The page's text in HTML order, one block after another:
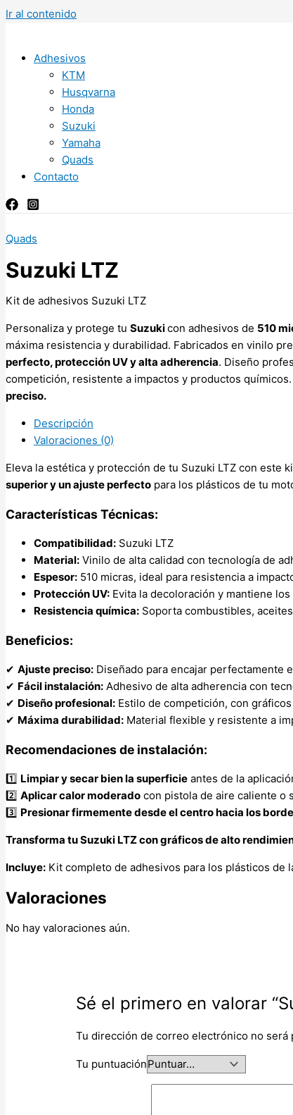
Ir al contenido
Adhesivos
KTM
Husqvarna
Honda
Suzuki
Yamaha
Quads
Contacto
Quads
Suzuki LTZ
Kit de adhesivos Suzuki LTZ
Personaliza y protege tu Suzukicon adhesivos de 510
máxima resistencia y durabilidad. Fabricados en vinilo
perfecto, protección UV y alta adherencia. Diseño
competición, resistente a impactos y productos químicos.
preciso.
Descripción
Valoraciones (0)
Eleva la estética y protección de tu Suzuki LTZ con este
superior y un ajuste perfecto para los plásticos de tu
Características Técnicas:
Compatibilidad: Suzuki LTZ
Material: Vinilo de alta calidad con tecnología de
Espesor: 510 micras, ideal para resistencia a
Protección UV: Evita la decoloración y mantiene
Resistencia química: Soporta combustibles,
Beneficios:
✔ Ajuste preciso: Diseñado para encajar perfectamente
✔ Fácil instalación: Adhesivo de alta adherencia con
✔ Diseño profesional: Estilo de competición, con
✔ Máxima durabilidad: Material flexible y resistente a
Recomendaciones de instalación:
1️⃣ Limpiar y secar bien la superficie antes de la
2️⃣ Aplicar calor moderado con pistola de aire caliente o
3️⃣ Presionar firmemente desde el centro hacia los
Transforma tu Suzuki LTZ con gráficos de alto
Incluye: Kit completo de adhesivos para los plásticos de
Valoraciones
No hay valoraciones aún.
Sé el primero en valorar
Tu dirección de correo electrónico no será
Tu puntuación